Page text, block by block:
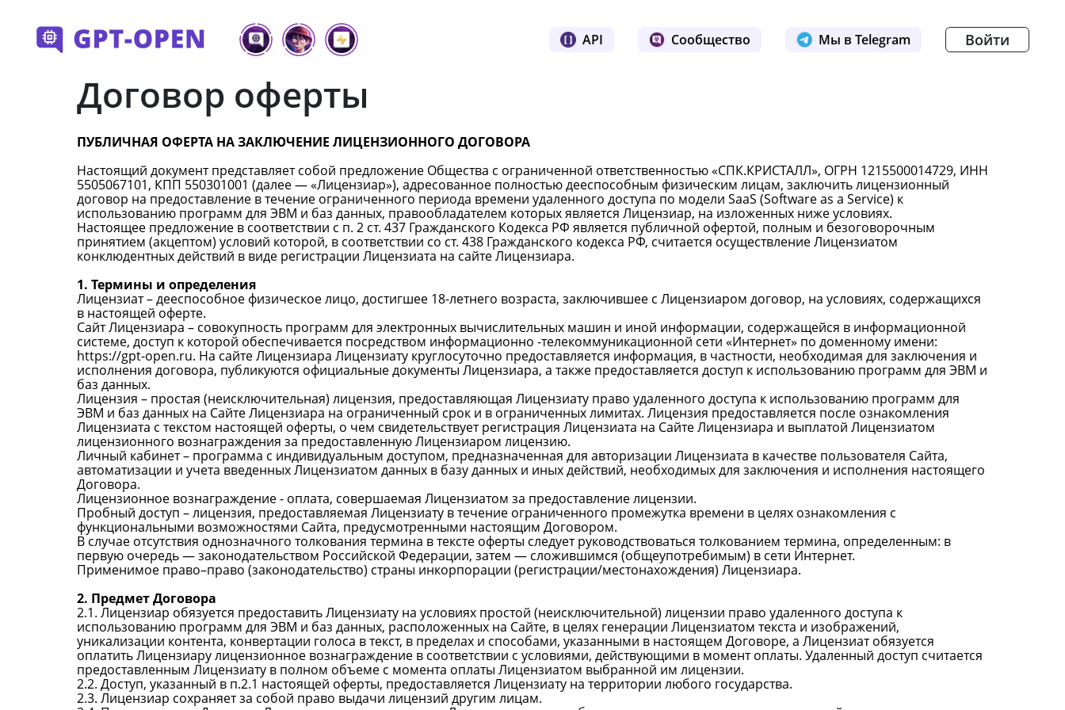
API Сообщество Мы в Telegram Войти
Договор оферты
ПУБЛИЧНАЯ ОФЕРТА НА ЗАКЛЮЧЕНИЕ ЛИЦЕНЗИОННОГО ДОГОВОРА
Настоящий документ представляет собой предложение Общества с ограниченной ответственностью «СПК.КРИСТАЛЛ», ОГРН 1215500014729, ИНН
5505067101, КПП 550301001 (далее — «Лицензиар»), адресованное полностью дееспособным физическим лицам, заключить лицензионный
договор на предоставление в течение ограниченного периода времени удаленного доступа по модели SaaS (Software as a Service) к
использованию программ для ЭВМ и баз данных, правообладателем которых является Лицензиар, на изложенных ниже условиях.
Настоящее предложение в соответствии с п. 2 ст. 437 Гражданского Кодекса РФ является публичной офертой, полным и безоговорочным
принятием (акцептом) условий которой, в соответствии со ст. 438 Гражданского кодекса РФ, считается осуществление Лицензиатом
конклюдентных действий в виде регистрации Лицензиата на сайте Лицензиара.
1. Термины и определения
Лицензиат – дееспособное физическое лицо, достигшее 18-летнего возраста, заключившее с Лицензиаром договор, на условиях, содержащихся
в настоящей оферте.
Сайт Лицензиара – совокупность программ для электронных вычислительных машин и иной информации, содержащейся в информационной
системе, доступ к которой обеспечивается посредством информационно -телекоммуникационной сети «Интернет» по доменному имени:
https://gpt-open.ru. На сайте Лицензиара Лицензиату круглосуточно предоставляется информация, в частности, необходимая для заключения и
исполнения договора, публикуются официальные документы Лицензиара, а также предоставляется доступ к использованию программ для ЭВМ и
баз данных.
Лицензия – простая (неисключительная) лицензия, предоставляющая Лицензиату право удаленного доступа к использованию программ для
ЭВМ и баз данных на Сайте Лицензиара на ограниченный срок и в ограниченных лимитах. Лицензия предоставляется после ознакомления
Лицензиата с текстом настоящей оферты, о чем свидетельствует регистрация Лицензиата на Сайте Лицензиара и выплатой Лицензиатом
лицензионного вознаграждения за предоставленную Лицензиаром лицензию.
Личный кабинет – программа с индивидуальным доступом, предназначенная для авторизации Лицензиата в качестве пользователя Сайта,
автоматизации и учета введенных Лицензиатом данных в базу данных и иных действий, необходимых для заключения и исполнения настоящего
Договора.
Лицензионное вознаграждение - оплата, совершаемая Лицензиатом за предоставление лицензии.
Пробный доступ – лицензия, предоставляемая Лицензиату в течение ограниченного промежутка времени в целях ознакомления с
функциональными возможностями Сайта, предусмотренными настоящим Договором.
В случае отсутствия однозначного толкования термина в тексте оферты следует руководствоваться толкованием термина, определенным: в
первую очередь — законодательством Российской Федерации, затем — сложившимся (общеупотребимым) в сети Интернет.
Применимое право–право (законодательство) страны инкорпорации (регистрации/местонахождения) Лицензиара.
2. Предмет Договора
2.1. Лицензиар обязуется предоставить Лицензиату на условиях простой (неисключительной) лицензии право удаленного доступа к
использованию программ для ЭВМ и баз данных, расположенных на Сайте, в целях генерации Лицензиатом текста и изображений,
уникализации контента, конвертации голоса в текст, в пределах и способами, указанными в настоящем Договоре, а Лицензиат обязуется
оплатить Лицензиару лицензионное вознаграждение в соответствии с условиями, действующими в момент оплаты. Удаленный доступ считается
предоставленным Лицензиату в полном объеме с момента оплаты Лицензиатом выбранной им лицензии.
2.2. Доступ, указанный в п.2.1 настоящей оферты, предоставляется Лицензиату на территории любого государства.
2.3. Лицензиар сохраняет за собой право выдачи лицензий другим лицам.